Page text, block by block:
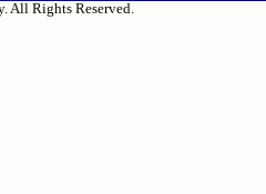
All Rights Reserved.